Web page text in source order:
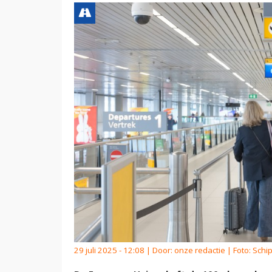
29 juli 2025 - 12:08 | Door: onze redactie | Foto: